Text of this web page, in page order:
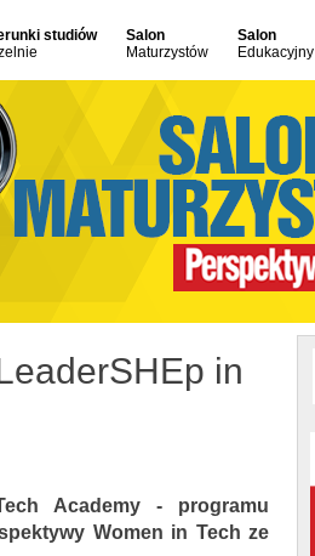
studiów
Salon
Maturzystów
Salon
Edukacyjny
in
Academy - programu
Women in Tech ze